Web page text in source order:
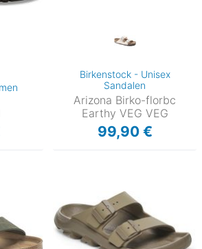
Birkenstock - Unisex
Sandalen
Arizona Birko-florbc
Earthy VEG VEG
99,90 €